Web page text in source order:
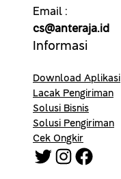
Email :
cs@anteraja.id
Informasi
Download Aplikasi
Lacak Pengiriman
Solusi Bisnis
Solusi Pengiriman
Cek Ongkir
Twitter Instagram Facebook